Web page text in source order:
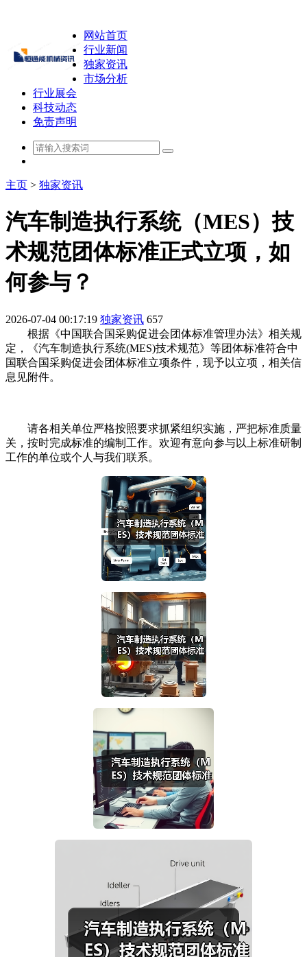
网站首页
行业新闻
独家资讯
市场分析
行业展会
科技动态
免责声明
主页 > 独家资讯
汽车制造执行系统（MES）技
术规范团体标准正式立项，如
何参与？
2026-07-04 00:17:19 独家资讯 657
根据《中国联合国采购促进会团体标准管理办法》相关规
定，《汽车制造执行系统(MES)技术规范》等团体标准符合中
国联合国采购促进会团体标准立项条件，现予以立项，相关信
息见附件。
请各相关单位严格按照要求抓紧组织实施，严把标准质量
关，按时完成标准的编制工作。欢迎有意向参与以上标准研制
工作的单位或个人与我们联系。